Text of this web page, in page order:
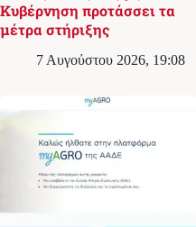
Κυβέρνηση προτάσσει τα
μέτρα στήριξης
7 Αυγούστου 2026, 19:08